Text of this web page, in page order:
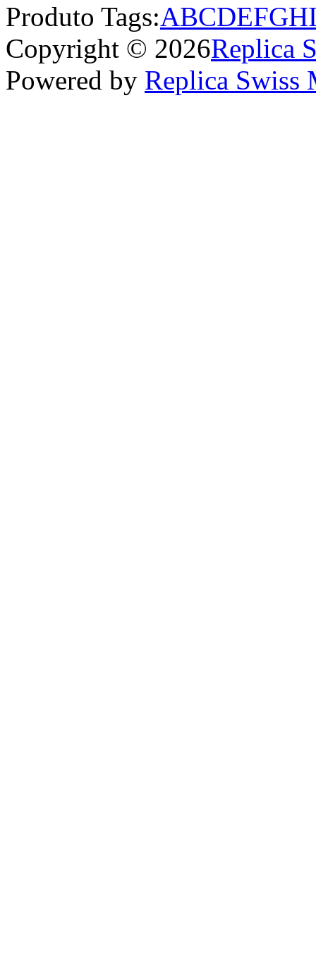
Produto Tags:ABCDEFGH
Copyright © 2026Replica
Powered by Replica Swiss